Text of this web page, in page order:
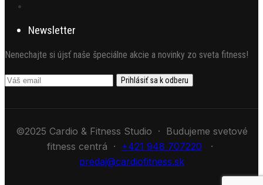
Newsletter
Nenechajte si újsť naše špeciálne akcie a novinky zo sveta fitness!
©2025 Cardio & Fitness Studio · Budujeme svetové
fitness centrá · +421 948 707220 ·
predaj@cardiofitness.sk